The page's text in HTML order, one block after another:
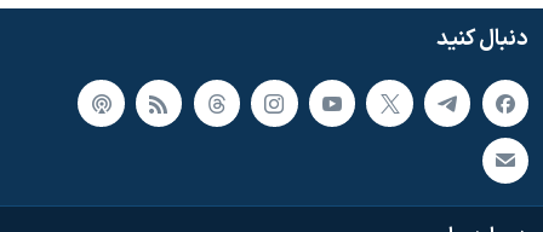
دنبال کنید